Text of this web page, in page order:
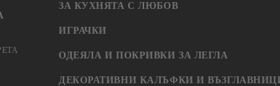
ЗА КУХНЯТА С ЛЮБОВ
ИГРАЧКИ
ОДЕЯЛА И ПОКРИВКИ ЗА ЛЕГЛА
ДЕКОРАТИВНИ КАЛЪФКИ И